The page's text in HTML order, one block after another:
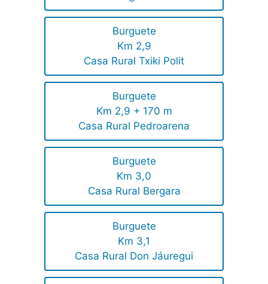
Burguete
Km 2,9
Casa Rural Txiki Polit
Burguete
Km 2,9 + 170 m
Casa Rural Pedroarena
Burguete
Km 3,0
Casa Rural Bergara
Burguete
Km 3,1
Casa Rural Don Jáuregui